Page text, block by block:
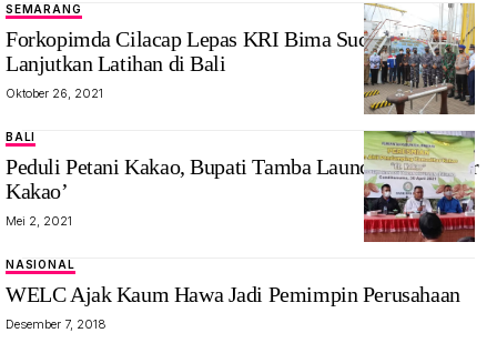
SEMARANG
Forkopimda Cilacap Lepas KRI Bima Suci-945
Lanjutkan Latihan di Bali
Oktober 26, 2021
BALI
Peduli Petani Kakao, Bupati Tamba Launching ‘Dokter
Kakao’
Mei 2, 2021
NASIONAL
WELC Ajak Kaum Hawa Jadi Pemimpin Perusahaan
Desember 7, 2018